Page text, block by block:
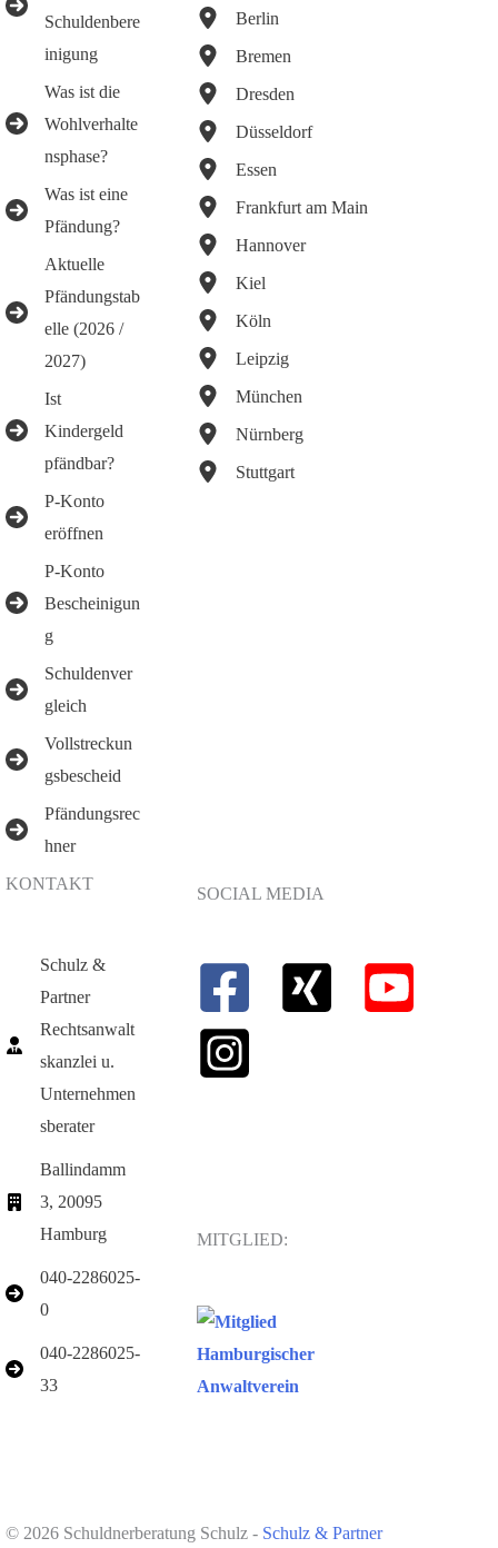
Schuldenbere
inigung
Was ist die
Wohlverhalte
nsphase?
Was ist eine
Pfändung?
Aktuelle
Pfändungstab
elle (2026 /
2027)
Ist
Kindergeld
pfändbar?
P-Konto
eröffnen
P-Konto
Bescheinigun
g
Schuldenver
gleich
Vollstreckun
gsbescheid
Pfändungsrec
hner
Berlin
Bremen
Dresden
Düsseldorf
Essen
Frankfurt am Main
Hannover
Kiel
Köln
Leipzig
München
Nürnberg
Stuttgart
KONTAKT
Schulz &
Partner
Rechtsanwalt
skanzlei u.
Unternehmen
sberater
Ballindamm
3, 20095
Hamburg
040-2286025-
0
040-2286025-
33
SOCIAL MEDIA
MITGLIED:
© 2026 Schuldnerberatung Schulz - Schulz & Partner